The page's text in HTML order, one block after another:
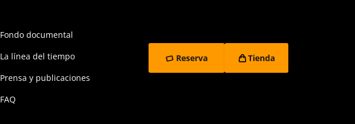
Fondo documental
La línea del tiempo
Prensa y publicaciones
FAQ
Reserva Tienda